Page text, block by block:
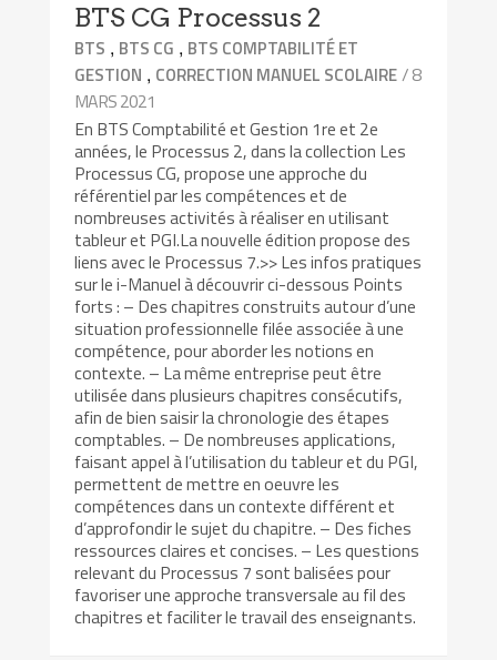
BTS CG Processus 2
BTS , BTS CG , BTS COMPTABILITÉ ET
GESTION , CORRECTION MANUEL SCOLAIRE/ 8
MARS 2021
En BTS Comptabilité et Gestion 1re et 2e
années, le Processus 2, dans la collection Les
Processus CG, propose une approche du
référentiel par les compétences et de
nombreuses activités à réaliser en utilisant
tableur et PGI.La nouvelle édition propose des
liens avec le Processus 7.>> Les infos pratiques
sur le i-Manuel à découvrir ci-dessous Points
forts : – Des chapitres construits autour d’une
situation professionnelle filée associée à une
compétence, pour aborder les notions en
contexte. – La même entreprise peut être
utilisée dans plusieurs chapitres consécutifs,
afin de bien saisir la chronologie des étapes
comptables. – De nombreuses applications,
faisant appel à l’utilisation du tableur et du PGI,
permettent de mettre en oeuvre les
compétences dans un contexte différent et
d’approfondir le sujet du chapitre. – Des fiches
ressources claires et concises. – Les questions
relevant du Processus 7 sont balisées pour
favoriser une approche transversale au fil des
chapitres et faciliter le travail des enseignants.